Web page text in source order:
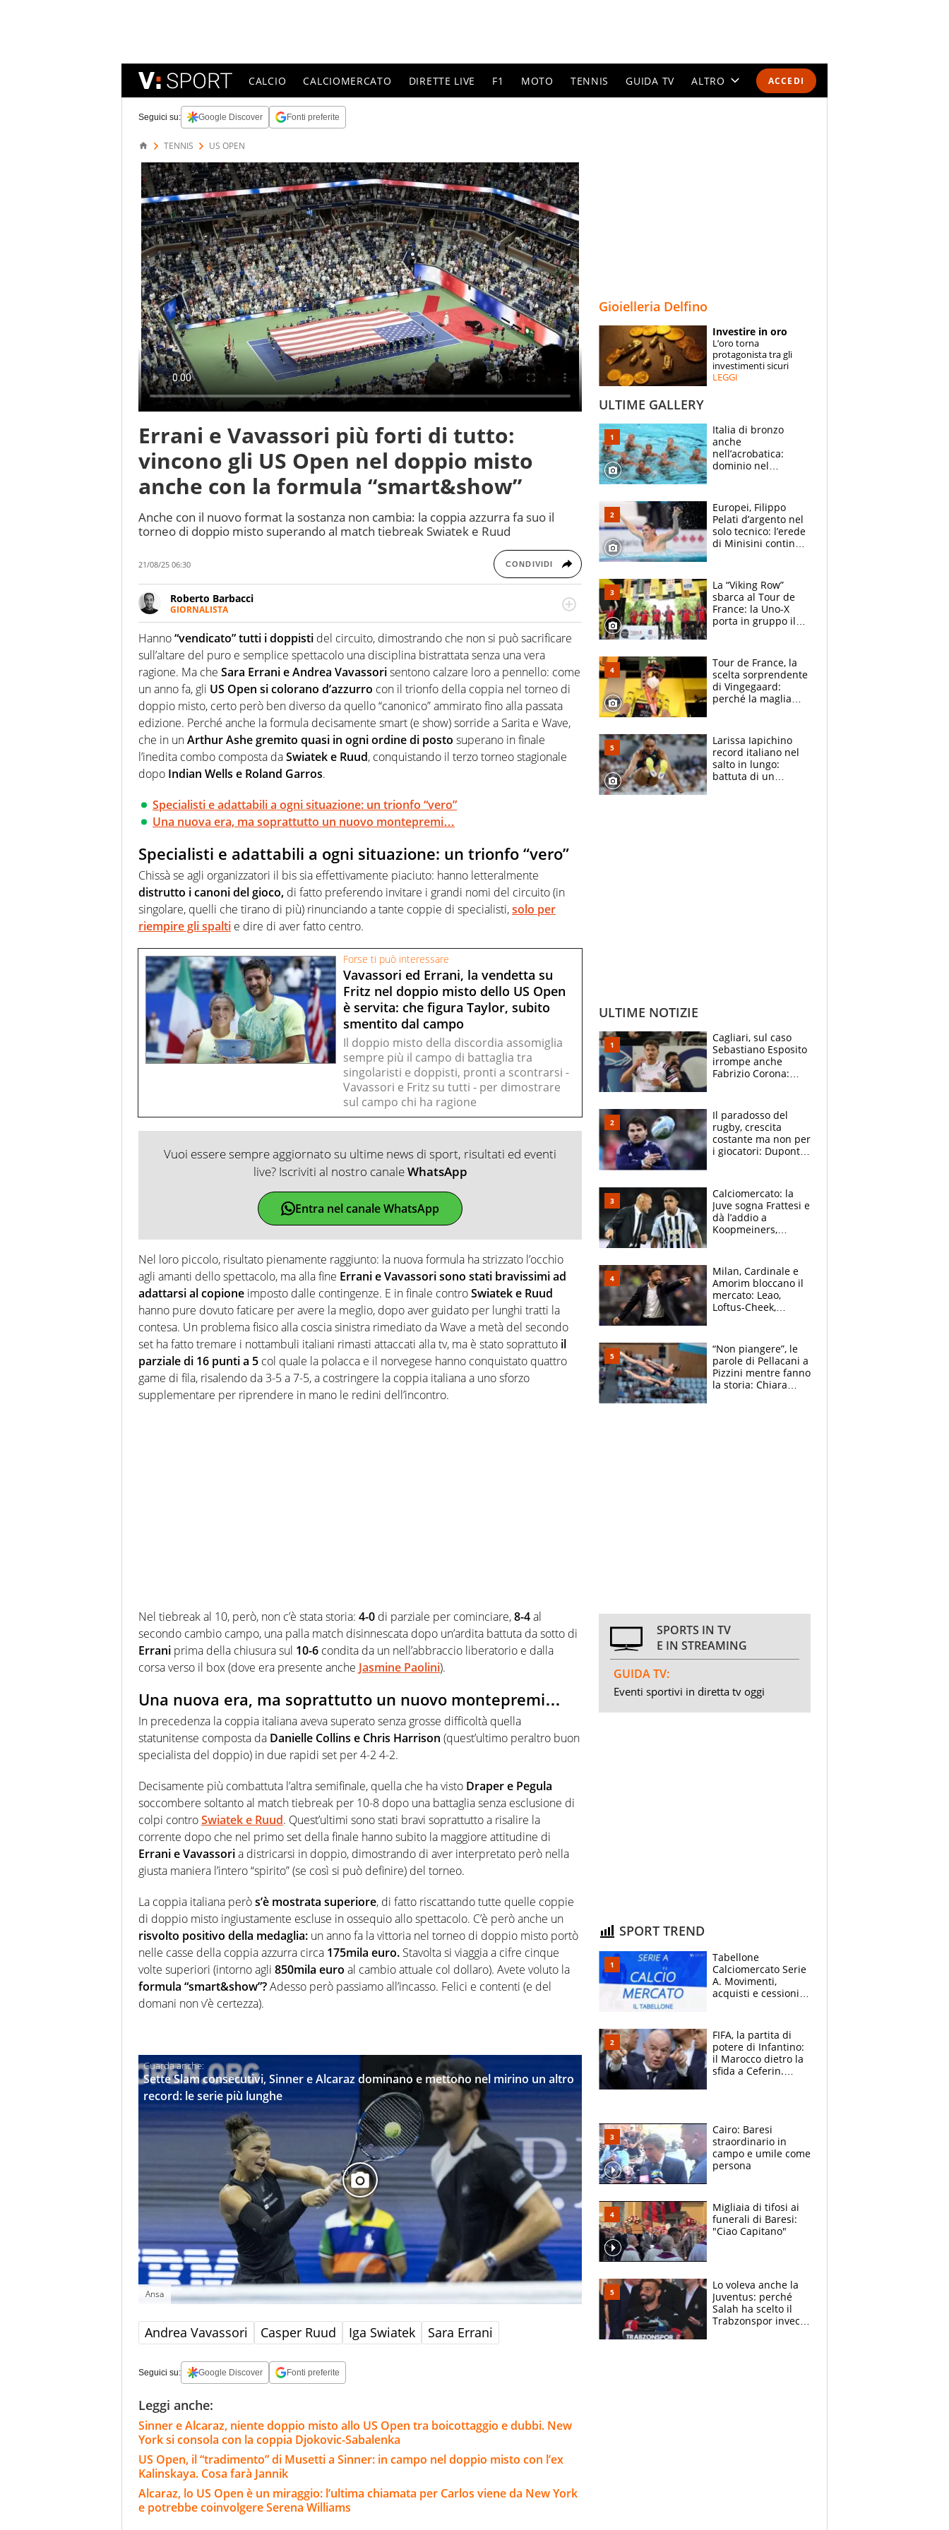
ACCEDI
CALCIO CALCIOMERCATO DIRETTE LIVE F1 MOTO TENNIS GUIDA TV ALTRO
SPECIALI
ESPERTI
Seguici su: Google Discover Fonti preferite
TENNIS US OPEN
Errani e Vavassori più forti di tutto:
vincono gli US Open nel doppio misto
anche con la formula “smart&show”
Anche con il nuovo format la sostanza non cambia: la coppia azzurra fa suo il
torneo di doppio misto superando al match tiebreak Swiatek e Ruud
21/08/25 06:30 CONDIVIDI
Roberto Barbacci
GIORNALISTA
Giornalista (pubblicista) sportivo a tutto campo, è il tuttologo di Virgilio Sport. Provate a
chiedergli di boxe, di scherma, di volley o di curling: ve ne farà innamorare
Hanno“vendicato” tutti i doppisti del circuito, dimostrando che non si può sacrificare
sull’altare del puro e semplice spettacolo una disciplina bistrattata senza una vera
ragione. Ma che Sara Errani e Andrea Vavassorisentono calzare loro a pennello: come
un anno fa, gli US Open si colorano d’azzurro con il trionfo della coppia nel torneo di
doppio misto, certo però ben diverso da quello “canonico” ammirato fino alla passata
edizione. Perché anche la formula decisamente smart (e show) sorride a Sarita e Wave,
che in unArthur Ashe gremito quasi in ogni ordine di posto superano in finale
l’inedita combo composta daSwiatek e Ruud, conquistando il terzo torneo stagionale
dopo Indian Wells e Roland Garros.
Specialisti e adattabili a ogni situazione: un trionfo “vero”
Una nuova era, ma soprattutto un nuovo montepremi…
Specialisti e adattabili a ogni situazione: un trionfo “vero”
Chissà se agli organizzatori il bis sia effettivamente piaciuto: hanno letteralmente
distrutto i canoni del gioco, di fatto preferendo invitare i grandi nomi del circuito (in
singolare, quelli che tirano di più) rinunciando a tante coppie di specialisti,solo per
riempire gli spalti e dire di aver fatto centro.
Forse ti può interessare
Vavassori ed Errani, la vendetta su
Fritz nel doppio misto dello US Open
è servita: che figura Taylor, subito
smentito dal campo
Il doppio misto della discordia assomiglia
sempre più il campo di battaglia tra
singolaristi e doppisti, pronti a scontrarsi -
Vavassori e Fritz su tutti - per dimostrare
sul campo chi ha ragione
Vuoi essere sempre aggiornato su ultime news di sport, risultati ed eventi
live? Iscriviti al nostro canaleWhatsApp
Entra nel canale WhatsApp
Nel loro piccolo, risultato pienamente raggiunto: la nuova formula ha strizzato l’occhio
agli amanti dello spettacolo, ma alla fine Errani e Vavassori sono stati bravissimi ad
adattarsi al copione imposto dalle contingenze. E in finale controSwiatek e Ruud
hanno pure dovuto faticare per avere la meglio, dopo aver guidato per lunghi tratti la
contesa. Un problema fisico alla coscia sinistra rimediato da Wave a metà del secondo
set ha fatto tremare i nottambuli italiani rimasti attaccati alla tv, ma è stato soprattuto il
parziale di 16 punti a 5 col quale la polacca e il norvegese hanno conquistato quattro
game di fila, risalendo da 3-5 a 7-5, a costringere la coppia italiana a uno sforzo
supplementare per riprendere in mano le redini dell’incontro.
Nel tiebreak al 10, però, non c’è stata storia: 4-0 di parziale per cominciare,8-4al
secondo cambio campo, una palla match disinnescata dopo un’ardita battuta da sotto di
Errani prima della chiusura sul 10-6 condita da un nell’abbraccio liberatorio e dalla
corsa verso il box (dove era presente anche Jasmine Paolini).
Una nuova era, ma soprattutto un nuovo montepremi…
In precedenza la coppia italiana aveva superato senza grosse difficoltà quella
statunitense composta da Danielle Collins e Chris Harrison (quest’ultimo peraltro buon
specialista del doppio) in due rapidi set per 4-2 4-2.
Decisamente più combattuta l’altra semifinale, quella che ha visto Draper e Pegula
soccombere soltanto al match tiebreak per 10-8 dopo una battaglia senza esclusione di
colpi controSwiatek e Ruud. Quest’ultimi sono stati bravi soprattutto a risalire la
corrente dopo che nel primo set della finale hanno subito la maggiore attitudine di
Errani e Vavassoria districarsi in doppio, dimostrando di aver interpretato però nella
giusta maniera l’intero “spirito” (se così si può definire) del torneo.
La coppia italiana peròs’è mostrata superiore, di fatto riscattando tutte quelle coppie
di doppio misto ingiustamente escluse in ossequio allo spettacolo. C’è però anche un
risvolto positivo della medaglia: un anno fa la vittoria nel torneo di doppio misto portò
nelle casse della coppia azzurra circa 175mila euro. Stavolta si viaggia a cifre cinque
volte superiori (intorno agli 850mila euro al cambio attuale col dollaro). Avete voluto la
formula “smart&show”?Adesso però passiamo all’incasso. Felici e contenti (e del
domani non v’è certezza).
Sette Slam consecutivi, Sinner e Alcaraz dominano e mettono nel mirino un altro
record: le serie più lunghe
Ansa
Andrea Vavassori Casper Ruud Iga Swiatek Sara Errani
Seguici su: Google Discover Fonti preferite
Leggi anche:
Sinner e Alcaraz, niente doppio misto allo US Open tra boicottaggio e dubbi. New
York si consola con la coppia Djokovic-Sabalenka
US Open, il “tradimento” di Musetti a Sinner: in campo nel doppio misto con l’ex
Kalinskaya. Cosa farà Jannik
Alcaraz, lo US Open è un miraggio: l’ultima chiamata per Carlos viene da New York
e potrebbe coinvolgere Serena Williams
Gioielleria Delfino
Investire in oro
L’oro torna
protagonista tra gli
investimenti sicuri
LEGGI
ULTIME GALLERY
Italia di bronzo
anche
nell’acrobatica:
dominio nel
e compagni
continuare
Europei, Filippo
Pelati d’argento nel
solo tecnico: l’erede
di Minisini continua
mirino
La “Viking Row”
sbarca al Tour de
France: la Uno-X
porta in gruppo il
compagni
Tour de France, la
scelta sorprendente
di Vingegaard:
perché la maglia
rischio da evitare
Larissa Iapichino
record italiano nel
salto in lungo:
battuta di un
ULTIME NOTIZIE
Cagliari, sul caso
Sebastiano Esposito
irrompe anche
Fabrizio Corona:
prove”
Il paradosso del
rugby, crescita
costante ma non per
i giocatori: Dupont
solo 1,4 milioni
all'anno
Calciomercato: la
Juve sogna Frattesi e
dà l’addio a
Koopmeiners,
scatenata
Milan, Cardinale e
Amorim bloccano il
mercato: Leao,
Loftus-Cheek,
Soulè e Osorio nel
mirino
“Non piangere”, le
parole di Pellacani a
Pizzini mentre fanno
la storia: Chiara
SPORTS IN TV
E IN STREAMING
GUIDA TV:
Eventi sportivi in diretta tv oggi
SPORT TREND
Tabellone
Calciomercato Serie
A. Movimenti,
acquisti e cessioni:
FIFA, la partita di
potere di Infantino:
il Marocco dietro la
sfida a Ceferin.
Cairo: Baresi
straordinario in
campo e umile come
persona
Migliaia di tifosi ai
funerali di Baresi:
"Ciao Capitano"
Lo voleva anche la
Juventus: perché
Salah ha scelto il
Trabzonspor invece